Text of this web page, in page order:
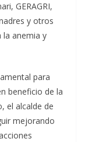
GERAGRI,
y otros
la anemia y
para
beneficio de la
el alcalde de
mejorando